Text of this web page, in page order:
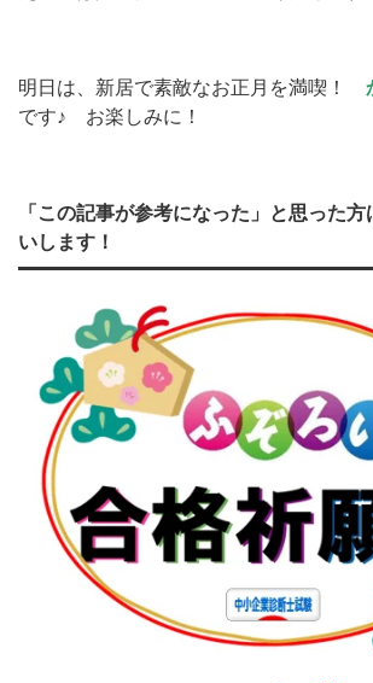
明日は、新居で素敵なお正月を満喫！
です♪ お楽しみに！
「この記事が参考になった」と思った
いします！